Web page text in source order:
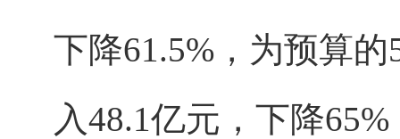
下降61.5%，为预算
入48.1亿元，下降